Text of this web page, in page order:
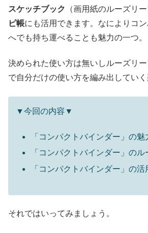
スケッチブック
（画用紙のルーズリ
ピ帳にも活用できます。なによりコ
へでも持ち運べることも魅力の一つ。
決められた使い方は無いしルーズリ
で自分だけの使い方を編み出していく
▼今回の内容▼
「コンパクトバインダー」の魅
「コンパクトバインダー」の
「コンパクトバインダー」の活
それではいってみましょう。